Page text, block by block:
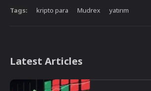
Tags: kripto para Mudrex yatırım
Latest Articles